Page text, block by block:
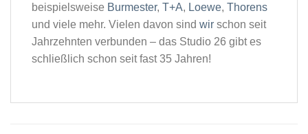
beispielsweise Burmester, T+A, Loewe, Thorens
und viele mehr. Vielen davon sind wir schon seit
Jahrzehnten verbunden – das Studio 26 gibt es
schließlich schon seit fast 35 Jahren!